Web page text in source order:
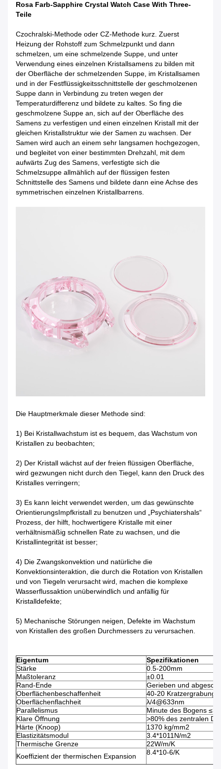
Rosa Farb-Sapphire Crystal Watch Case With Three-
Teile
Czochralski-Methode oder CZ-Methode kurz. Zuerst
Heizung der Rohstoff zum Schmelzpunkt und dann
schmelzen, um eine schmelzende Suppe, und unter
Verwendung eines einzelnen Kristallsamens zu bilden mit
der Oberfläche der schmelzenden Suppe, im Kristallsamen
und in der Festflüssigkeitsschnittstelle der geschmolzenen
Suppe dann in Verbindung zu treten wegen der
Temperaturdifferenz und bildete zu kaltes. So fing die
geschmolzene Suppe an, sich auf der Oberfläche des
Samens zu verfestigen und einen einzelnen Kristall mit der
gleichen Kristallstruktur wie der Samen zu wachsen. Der
Samen wird auch an einem sehr langsamen hochgezogen,
und begleitet von einer bestimmten Drehzahl, mit dem
aufwärts Zug des Samens, verfestigte sich die
Schmelzsuppe allmählich auf der flüssigen festen
Schnittstelle des Samens und bildete dann eine Achse des
symmetrischen einzelnen Kristallbarrens.
Die Hauptmerkmale dieser Methode sind:
1) Bei Kristallwachstum ist es bequem, das Wachstum von
Kristallen zu beobachten;
2) Der Kristall wächst auf der freien flüssigen Oberfläche,
wird gezwungen nicht durch den Tiegel, kann den Druck des
Kristalles verringern;
3) Es kann leicht verwendet werden, um das gewünschte
OrientierungsImpfkristall zu benutzen und „Psychiatershals“
Prozess, der hilft, hochwertigere Kristalle mit einer
verhältnismäßig schnellen Rate zu wachsen, und die
Kristallintegrität ist besser;
4) Die Zwangskonvektion und natürliche die
Konvektionsinteraktion, die durch die Rotation von Kristallen
und von Tiegeln verursacht wird, machen die komplexe
Wasserflussaktion unüberwindlich und anfällig für
Kristalldefekte;
5) Mechanische Störungen neigen, Defekte im Wachstum
von Kristallen des großen Durchmessers zu verursachen.
Eigentum
Spezifikationen
Stärke
0.5-200mm
Maßtoleranz
±0.01
Rand-Ende
Gerieben und
Oberflächenbeschaffenheit
40-20 Kratzergrabung
Oberflächenflachheit
λ/4@633nm
Parallelismus
Minute des Bogens ≤3
Klare Öffnung
>80% des zentralen
Härte (Knoop)
1370 kg/mm2
Elastizitätsmodul
3.4*1011N/m2
Thermische Grenze
22W/m/K
Koeffizient der thermischen Expansion
8.4*10-6/K